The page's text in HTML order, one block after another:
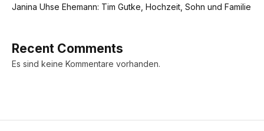
Janina Uhse Ehemann: Tim Gutke, Hochzeit, Sohn und Familie
Recent Comments
Es sind keine Kommentare vorhanden.